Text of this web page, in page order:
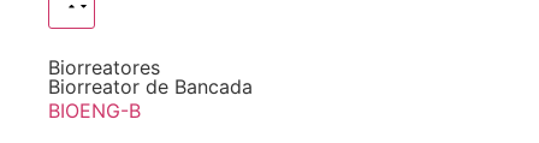
Biorreatores
Biorreator de Bancada
BIOENG-B